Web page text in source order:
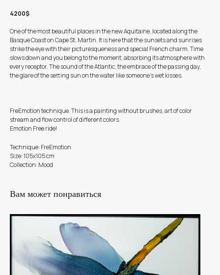
4200$
One of the most beautiful places in the new Aquitaine, located along the
Basque Coast on Cape St. Martin. It is here that the sunsets and sunrises
strike the eye with their picturesqueness and special French charm. Time
slows down and you belong to the moment, absorbing its atmosphere with
every receptor. The sound of the Atlantic, the embrace of the passing day,
the glare of the setting sun on the water like someone's wet kisses.
FreEmotion technique. This is a painting without brushes, art of color
stream and flow control of different colors.
Emotion Free ride!
Technique: FreEmotion
Size: 105x105 cm
Collection: Mood
Вам может понравиться